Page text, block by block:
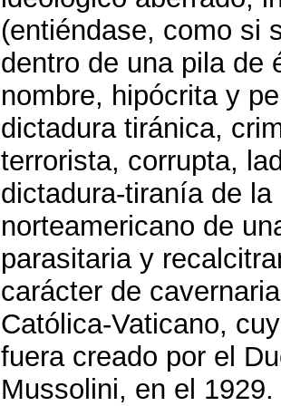
(entiéndase, como si
dentro de una pila de
nombre, hipócrita y
dictadura tiránica,
terrorista, corrupta,
dictadura-tiranía de
norteamericano de
parasitaria y
carácter de
Católica-Vaticano,
fuera creado por el
Mussolini, en el 1929.